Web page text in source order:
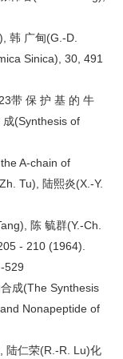
韩 广甸(G.-D.
Sinica), 30, 491
带 保 护 基 的 牛
(Synthesis of
A-chain of
Tu), 陆熙炎(X.-Y.
陈 毓群(Y.-Ch.
- 210 (1964).
529
成(The Synthesis
Nonapeptide of
陆仁荣(R.-R. Lu)化